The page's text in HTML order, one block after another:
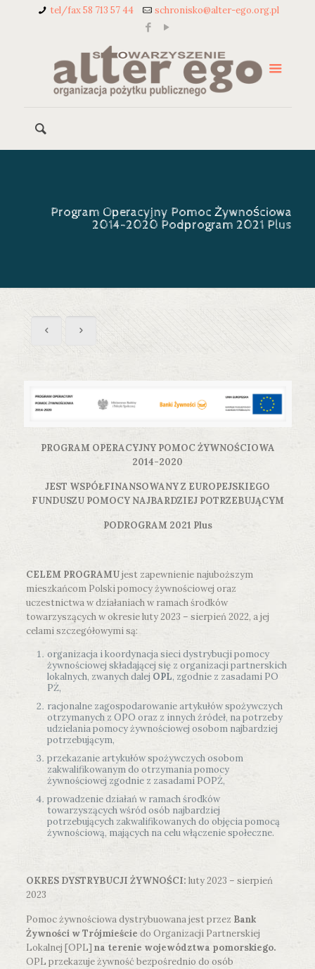
tel/fax 58 713 57 44 schronisko@alter-ego.org.pl
Program Operacyjny Pomoc Żywnościowa
2014-2020 Podprogram 2021 Plus
PROGRAM OPERACYJNY POMOC ŻYWNOŚCIOWA
2014-2020
JEST WSPÓŁFINANSOWANY Z EUROPEJSKIEGO
FUNDUSZU POMOCY NAJBARDZIEJ POTRZEBUJĄCYM
PODROGRAM 2021 Plus
CELEM PROGRAMUjest zapewnienie najuboższym
mieszkańcom Polski pomocy żywnościowej oraz
uczestnictwa w działaniach w ramach środków
towarzyszących w okresie luty 2023 – sierpień 2022, a jej
celami szczegółowymi są:
organizacja i koordynacja sieci dystrybucji pomocy
żywnościowej składającej się z organizacji partnerskich
lokalnych, zwanych dalej OPL, zgodnie z zasadami PO
PŻ,
racjonalne zagospodarowanie artykułów spożywczych
otrzymanych z OPO oraz z innych źródeł, na potrzeby
udzielania pomocy żywnościowej osobom najbardziej
potrzebującym,
przekazanie artykułów spożywczych osobom
zakwalifikowanym do otrzymania pomocy
żywnościowej zgodnie z zasadami POPŻ,
prowadzenie działań w ramach środków
towarzyszących wśród osób najbardziej
potrzebujących zakwalifikowanych do objęcia pomocą
żywnościową, mających na celu włączenie społeczne.
OKRES DYSTRYBUCJI ŻYWNOŚCI:luty 2023 – sierpień
2023
Pomoc żywnościowa dystrybuowana jest przez Bank
Żywności w Trójmieściedo Organizacji Partnerskiej
Lokalnej [OPL]na terenie województwa pomorskiego.
OPL przekazuje żywność bezpośrednio do osób